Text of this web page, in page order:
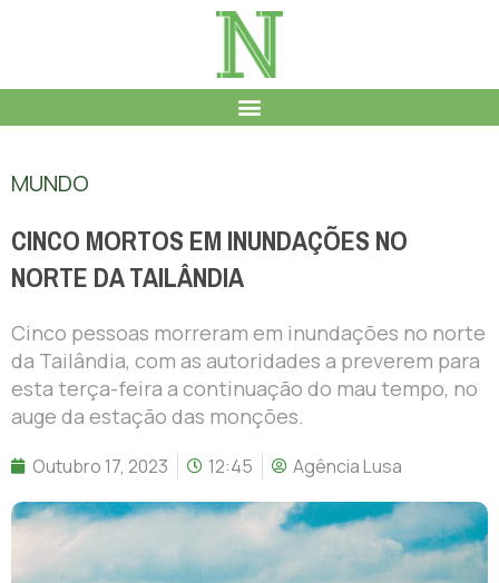
MUNDO
CINCO MORTOS EM INUNDAÇÕES NO
NORTE DA TAILÂNDIA
Cinco pessoas morreram em inundações no norte
da Tailândia, com as autoridades a preverem para
esta terça-feira a continuação do mau tempo, no
auge da estação das monções.
Outubro 17, 2023 12:45 Agência Lusa